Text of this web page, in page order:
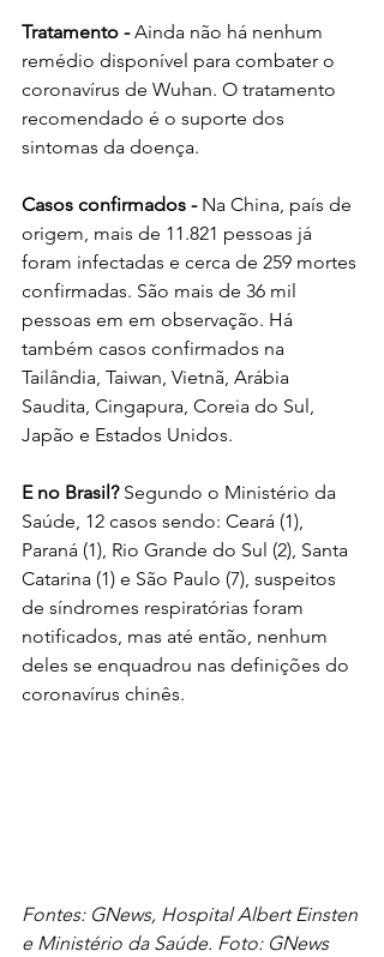
Tratamento - Ainda não há nenhum
remédio disponível para combater o
coronavírus de Wuhan. O tratamento
recomendado é o suporte dos
sintomas da doença.
Casos confirmados - Na China, país de
origem, mais de 11.821 pessoas já
foram infectadas e cerca de 259 mortes
confirmadas. São mais de 36 mil
pessoas em em observação. Há
também casos confirmados na
Tailândia, Taiwan, Vietnã, Arábia
Saudita, Cingapura, Coreia do Sul,
Japão e Estados Unidos.
E no Brasil? Segundo o Ministério da
Saúde, 12 casos sendo: Ceará (1),
Paraná (1), Rio Grande do Sul (2), Santa
Catarina (1) e São Paulo (7), suspeitos
de síndromes respiratórias foram
notificados, mas até então, nenhum
deles se enquadrou nas definições do
coronavírus chinês.
Fontes: GNews, Hospital Albert Einsten
e Ministério da Saúde. Foto: GNews